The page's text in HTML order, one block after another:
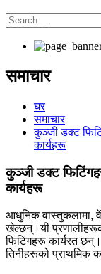
समाचार
घर
समाचार
कुञ्जी डक्ट
कार्यहरू
कुञ्जी डक्ट
कार्यहरू
आधुनिक वास्तुकलामा,
खेल्छन्।यी
फिटिंगहरू कार्यरत
तिनीहरूको प्राथमिक